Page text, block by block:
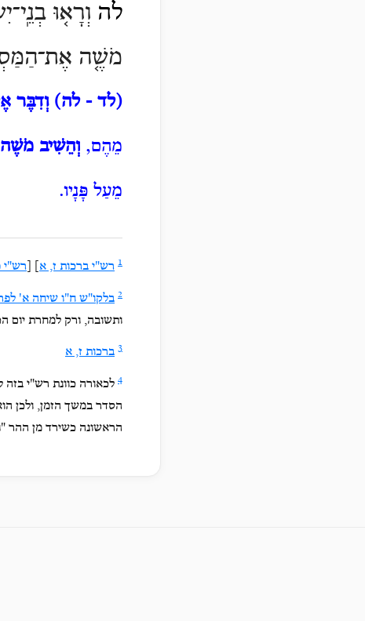
לה וְרָא֤וּ
מֹשֶׁ֤ה
(לד - לה)וְדִבֶּר
מֵהֶם, וְהֵשִׁיב
מֵעַל פָּנָיו.
1 רש"י ברכות ז, א רש"י
2 בלקו"ש ח"ו שיחה א'
ותשובה, ורק למחרת יום
3 ברכות ז, א
4 לכאורה כוונת רש"י
הסדר במשך הזמן, ולכן
הראשונה כשירד מן ההר